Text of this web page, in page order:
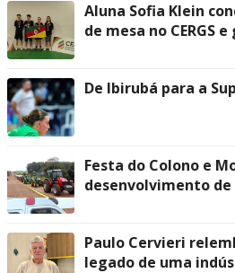
Aluna Sofia Klein
de mesa no CERGS
De Ibirubá para a
Festa do Colono e
desenvolvimento
Paulo Cervieri
legado de uma